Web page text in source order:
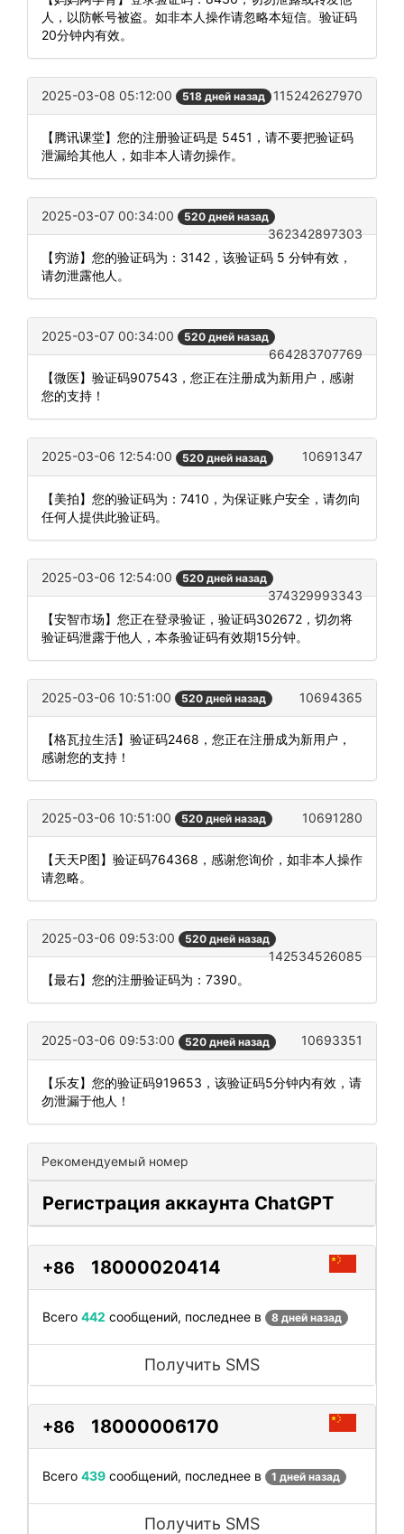
人，以防帐号被盗。如非本人操作请忽略本短信。验证码
20分钟内有效。
2025-03-08 05:12:00 518 дней назад 115242627970
【腾讯课堂】您的注册验证码是 5451，请不要把验证码
泄漏给其他人，如非本人请勿操作。
2025-03-07 00:34:00 520 дней назад
362342897303
【穷游】您的验证码为：3142，该验证码 5 分钟有效，
请勿泄露他人。
2025-03-07 00:34:00 520 дней назад
664283707769
【微医】验证码907543，您正在注册成为新用户，感谢
您的支持！
2025-03-06 12:54:00 520 дней назад 10691347
【美拍】您的验证码为：7410，为保证账户安全，请勿向
任何人提供此验证码。
2025-03-06 12:54:00 520 дней назад
374329993343
【安智市场】您正在登录验证，验证码302672，切勿将
验证码泄露于他人，本条验证码有效期15分钟。
2025-03-06 10:51:00 520 дней назад 10694365
【格瓦拉生活】验证码2468，您正在注册成为新用户，
感谢您的支持！
2025-03-06 10:51:00 520 дней назад 10691280
【天天P图】验证码764368，感谢您询价，如非本人操作
请忽略。
2025-03-06 09:53:00 520 дней назад
142534526085
【最右】您的注册验证码为：7390。
2025-03-06 09:53:00 520 дней назад 10693351
【乐友】您的验证码919653，该验证码5分钟内有效，请
勿泄漏于他人！
Рекомендуемый номер
Регистрация аккаунта ChatGPT
+86 18000020414
Всего 442 сообщений, последнее в 8 дней назад
Получить SMS
+86 18000006170
Всего 439 сообщений, последнее в 1 дней назад
Получить SMS